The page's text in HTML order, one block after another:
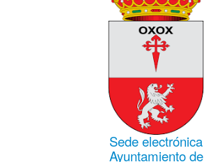
Sede electrónica
Ayuntamiento de